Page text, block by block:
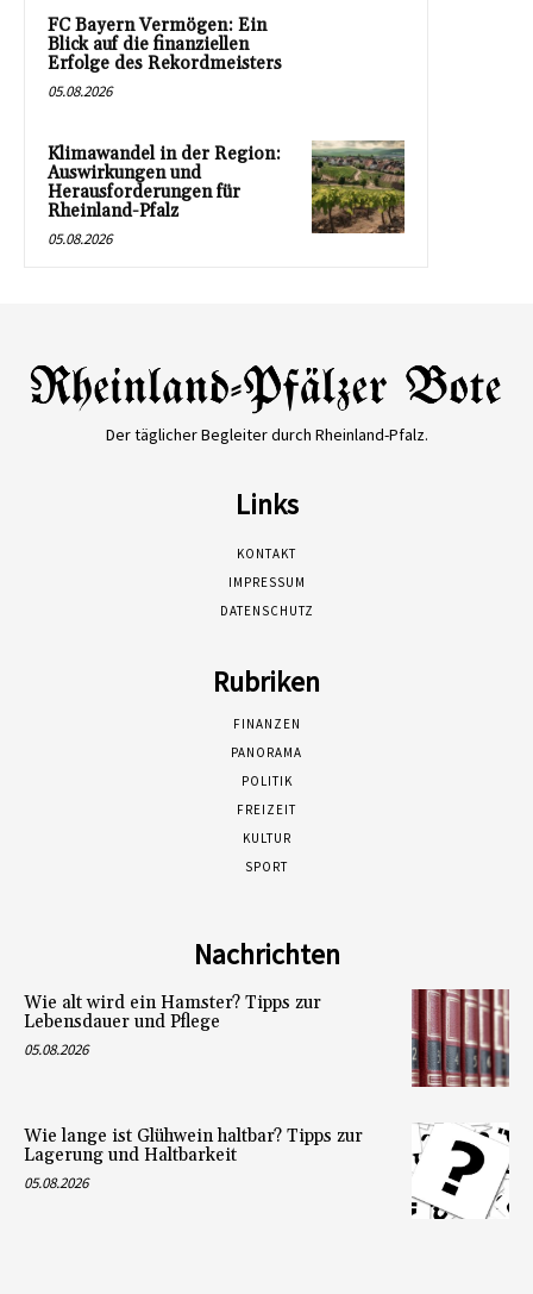
FC Bayern Vermögen: Ein
Blick auf die finanziellen
Erfolge des Rekordmeisters
05.08.2026
Klimawandel in der Region:
Auswirkungen und
Herausforderungen für
Rheinland-Pfalz
05.08.2026
Der täglicher Begleiter durch Rheinland-Pfalz.
Links
KONTAKT
IMPRESSUM
DATENSCHUTZ
Rubriken
FINANZEN
PANORAMA
POLITIK
FREIZEIT
KULTUR
SPORT
Nachrichten
Wie alt wird ein Hamster? Tipps zur
Lebensdauer und Pflege
05.08.2026
Wie lange ist Glühwein haltbar? Tipps zur
Lagerung und Haltbarkeit
05.08.2026